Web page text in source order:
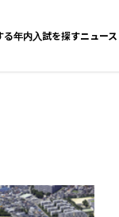
る年内入試を探すニュース